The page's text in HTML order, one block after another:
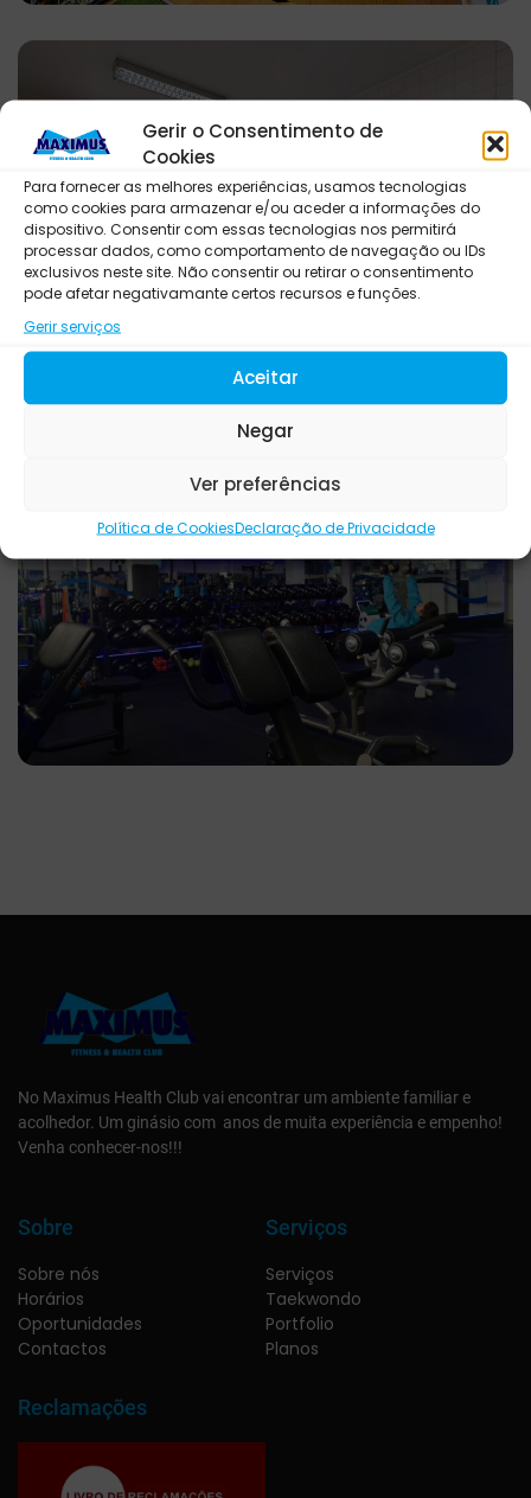
Gerir o Consentimento de
Cookies
Para fornecer as melhores experiências, usamos tecnologias
como cookies para armazenar e/ou aceder a informações do
dispositivo. Consentir com essas tecnologias nos permitirá
processar dados, como comportamento de navegação ou IDs
exclusivos neste site. Não consentir ou retirar o consentimento
pode afetar negativamante certos recursos e funções.
Gerir serviços
Aceitar
Negar
Ver preferências
Política de CookiesDeclaração de Privacidade
No Maximus Health Club vai encontrar um ambiente familiar e
acolhedor. Um ginásio com anos de muita experiência e empenho!
Venha conhecer-nos!!!
Sobre
Sobre nós
Horários
Oportunidades
Contactos
Serviços
Serviços
Taekwondo
Portfolio
Planos
Reclamações